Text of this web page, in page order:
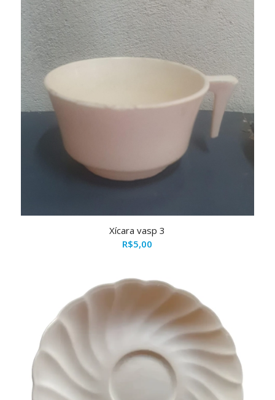
Xícara vasp 3
R$5,00